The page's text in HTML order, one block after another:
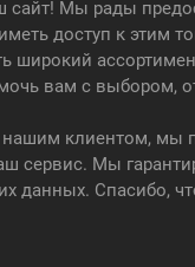
сайт! Мы рады
доступ к этим
широкий
вам с выбором,
клиентом, мы
сервис. Мы
данных. Спасибо,